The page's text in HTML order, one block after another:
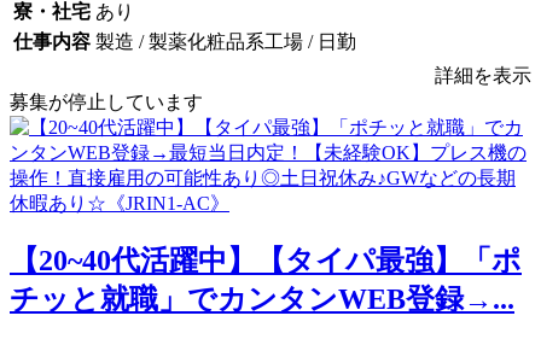
寮・社宅 あり
仕事内容 製造 / 製薬化粧品系工場 / 日勤
詳細を表示
募集が停止しています
【20~40代活躍中】【タイパ最強】「ポ
チッと就職」でカンタンWEB登録→...